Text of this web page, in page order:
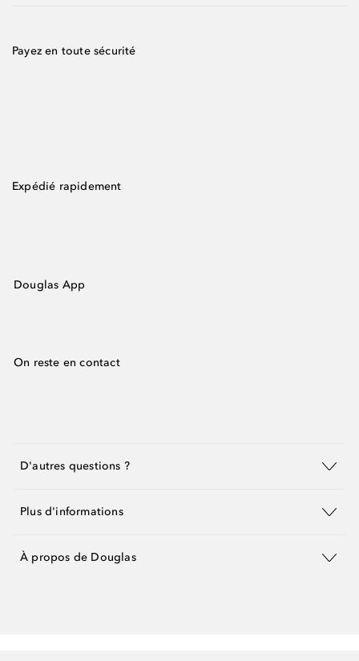
Payez en toute sécurité
Expédié rapidement
Douglas App
On reste en contact
D'autres questions ?
Plus d'informations
À propos de Douglas